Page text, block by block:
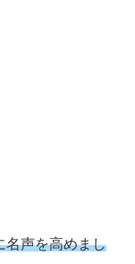
名声を高めまし